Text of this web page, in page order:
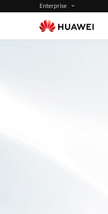
Enterprise